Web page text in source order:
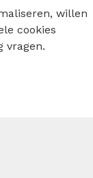
willen
cookies
vragen.